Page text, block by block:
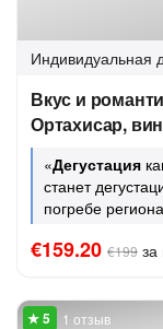
Индивидуальная
Вкус и
Ортахисар,
«Дегустация
станет
погребе
€159.20 €199 за
1 отзыв